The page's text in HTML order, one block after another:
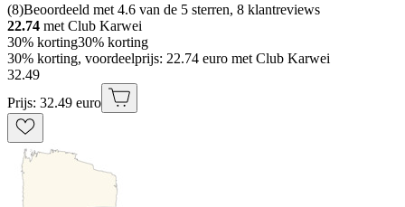
(8)Beoordeeld met 4.6 van de 5 sterren, 8 klantreviews
22.74 met Club Karwei
30% korting30% korting
30% korting, voordeelprijs: 22.74 euro met Club Karwei
32.49
Prijs: 32.49 euro